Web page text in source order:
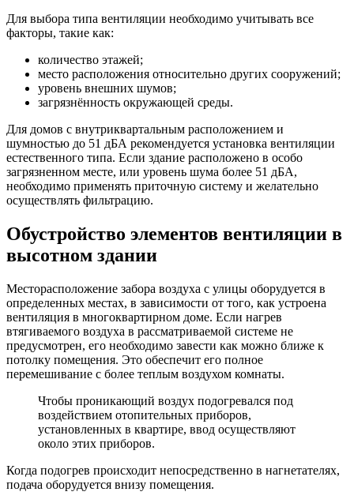
Для выбора типа вентиляции необходимо учитывать все
факторы, такие как:
количество этажей;
место расположения относительно других сооружений;
уровень внешних шумов;
загрязнённость окружающей среды.
Для домов с внутриквартальным расположением и
шумностью до 51 дБА рекомендуется установка вентиляции
естественного типа. Если здание расположено в особо
загрязненном месте, или уровень шума более 51 дБА,
необходимо применять приточную систему и желательно
осуществлять фильтрацию.
Обустройство элементов вентиляции в
высотном здании
Месторасположение забора воздуха с улицы оборудуется в
определенных местах, в зависимости от того, как устроена
вентиляция в многоквартирном доме. Если нагрев
втягиваемого воздуха в рассматриваемой системе не
предусмотрен, его необходимо завести как можно ближе к
потолку помещения. Это обеспечит его полное
перемешивание с более теплым воздухом комнаты.
Чтобы проникающий воздух подогревался под
воздействием отопительных приборов,
установленных в квартире, ввод осуществляют
около этих приборов.
Когда подогрев происходит непосредственно в нагнетателях,
подача оборудуется внизу помещения.